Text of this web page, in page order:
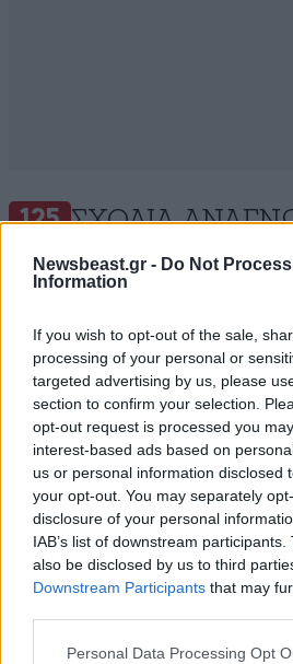
Newsbeast.gr - Do Not
Information
If you wish to opt-out of the sale,
processing of your personal or
targeted advertising by us, please
section to confirm your selection.
opt-out request is processed you
interest-based ads based on
us or personal information disclosed
your opt-out. You may separately
disclosure of your personal
IAB’s list of downstream
also be disclosed by us to third
Downstream Participants that may
Please note that this website/app
Personal Data Processing Opt
125 ΣΧΌΛΙΑ
ΠΡΟΣΘΕΣΤΕ ΤΟ ΣΧΟΛΙΟ
Xαρακτήρες: 0/1000